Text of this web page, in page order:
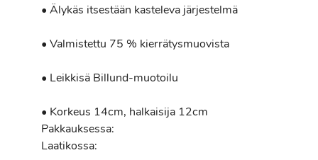
• Älykäs itsestään kasteleva järjestelmä
• Valmistettu 75 % kierrätysmuovista
• Leikkisä Billund-muotoilu
• Korkeus 14cm, halkaisija 12cm
Pakkauksessa:
Laatikossa: